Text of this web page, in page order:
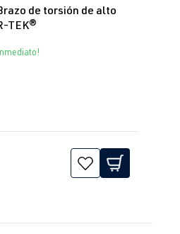
de torsión de alto
TEK®